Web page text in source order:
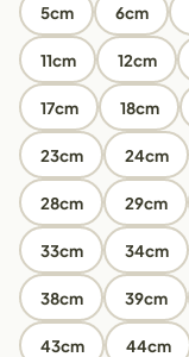
5cm 6cm
11cm 12cm
17cm 18cm
23cm 24cm
28cm 29cm
33cm 34cm
38cm 39cm
43cm 44cm